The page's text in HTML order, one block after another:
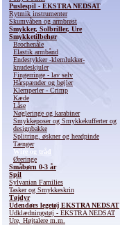
Puslespil - EKSTRA NEDSAT
Rytmik instrumenter
Skumvåben og armbrøst
Smykker, Solbriller, Ure
Smykketilbehør
Brochenåle
Elastik armbånd
Endestykker -klemlukker-
knudeskjuler
Fingerringe - lav selv
Hårspænder og bøjler
Klemperler - Crimp
Kæde
Låse
Nøgleringe og karabiner
Smykkeposer og Smykkekufferter og
designbakke
Splitring, øskner og headpinde
Tænger
Wire og tråd
Øreringe
Småbørn 0-3 år
Spil
Sylvanian Families
Tasker og Smykkeskrin
Tøjdyr
Udendørs legetøj EKSTRA NEDSAT
Udklædningstøj - EKSTRA NEDSAT
Ure, Højtalere m.m.